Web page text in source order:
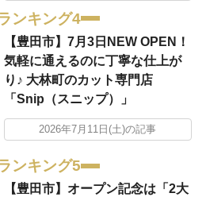
ンキング4
【豊田市】7月3日NEW OPEN！
気軽に通えるのに丁寧な仕上が
り♪ 大林町のカット専門店
「Snip（スニップ）」
2026年7月11日(土)の記事
ンキング5
【豊田市】オープン記念は「2大